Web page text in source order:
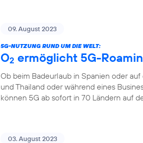
09. August 2023
5G-NUTZUNG RUND UM DIE WELT:
O2 ermöglicht 5G-
Ob beim Badeurlaub in Spanien oder
und Thailand oder während eines
können 5G ab sofort in 70 Ländern auf
03. August 2023